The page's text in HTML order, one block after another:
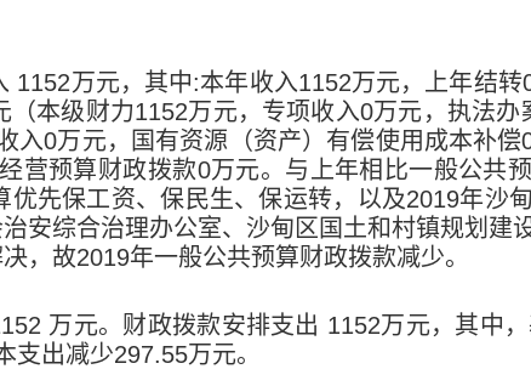
1152万元，其中:本年收入1152万元，上年结转
（本级财力1152万元，专项收入0万元，执法办
入0万元，国有资源（资产）有偿使用成本补偿
营预算财政拨款0万元。与上年相比一般公共
优先保工资、保民生、保运转，以及2019年沙
安综合治理办公室、沙甸区国土和村镇规划建
，故2019年一般公共预算财政拨款减少。
万元。财政拨款安排支出 1152万元，其中
支出减少297.55万元。